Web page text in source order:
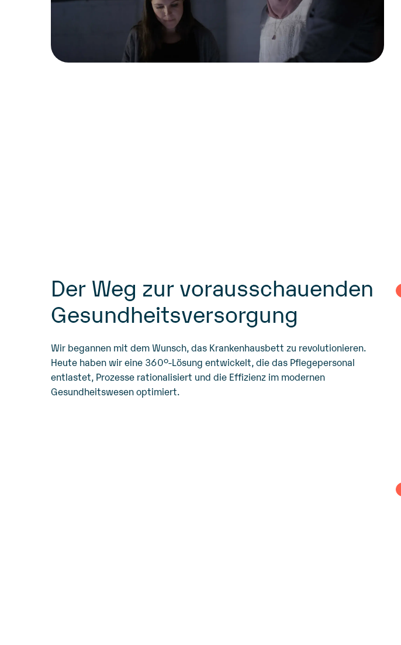
Der Weg zur vorausschauenden
Gesundheitsversorgung
Wir begannen mit dem Wunsch, das Krankenhausbett zu revolutionieren.
Heute haben wir eine 360°-Lösung entwickelt, die das Pflegepersonal
entlastet, Prozesse rationalisiert und die Effizienz im modernen
Gesundheitswesen optimiert.